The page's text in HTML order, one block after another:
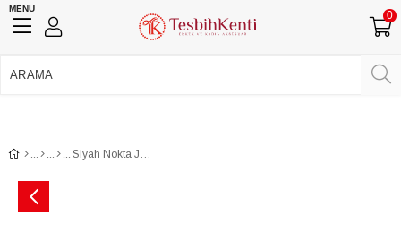
MENU
0
Siyah Nokta Jasper Taşı Bileklik